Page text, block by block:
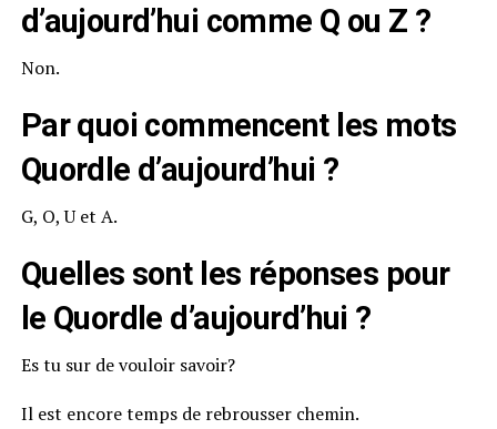
d’aujourd’hui comme Q ou Z ?
Non.
Par quoi commencent les mots
Quordle d’aujourd’hui ?
G, O, U et A.
Quelles sont les réponses pour
le Quordle d’aujourd’hui ?
Es tu sur de vouloir savoir?
Il est encore temps de rebrousser chemin.